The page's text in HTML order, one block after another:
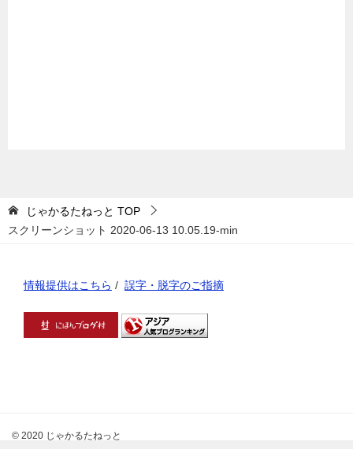
じゃかるたねっと TOP
スクリーンショット 2020-06-13 10.05.19-min
情報提供はこちら / 誤字・脱字のご指摘
© 2020 じゃかるたねっと